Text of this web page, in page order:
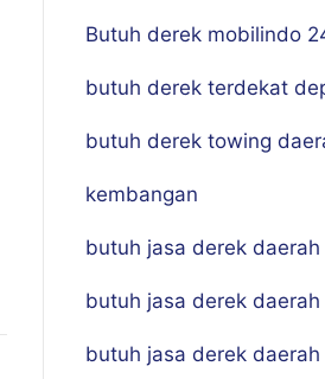
Butuh derek mobilindo
butuh derek terdekat
butuh derek towing
kembangan
butuh jasa derek daerah
butuh jasa derek
butuh jasa derek